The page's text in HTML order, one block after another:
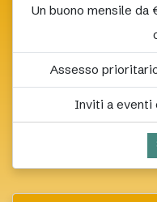
Un buono mensile da
Assesso
Inviti a eventi